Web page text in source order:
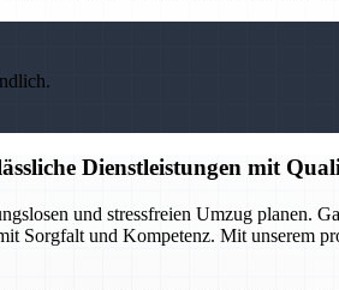
Dienstleistungen mit
und stressfreien Umzug planen.
Sorgfalt und Kompetenz. Mit unserem